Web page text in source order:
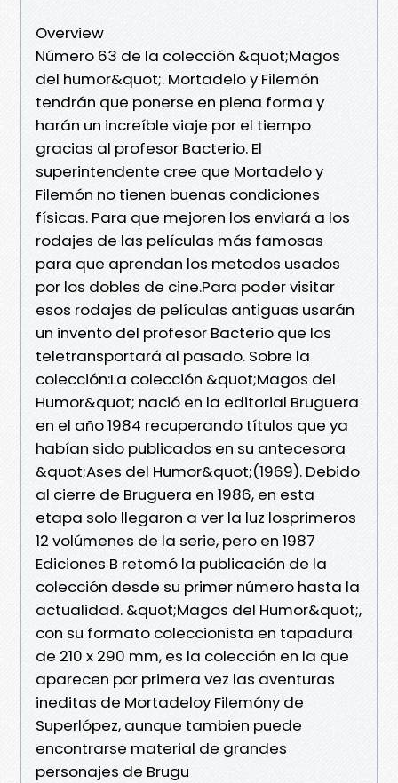
Overview
Número 63 de la colección &quot;Magos
del humor&quot;. Mortadelo y Filemón
tendrán que ponerse en plena forma y
harán un increíble viaje por el tiempo
gracias al profesor Bacterio. El
superintendente cree que Mortadelo y
Filemón no tienen buenas condiciones
físicas. Para que mejoren los enviará a los
rodajes de las películas más famosas
para que aprendan los metodos usados
por los dobles de cine.Para poder visitar
esos rodajes de películas antiguas usarán
un invento del profesor Bacterio que los
teletransportará al pasado. Sobre la
colección:La colección &quot;Magos del
Humor&quot; nació en la editorial Bruguera
en el año 1984 recuperando títulos que ya
habían sido publicados en su antecesora
&quot;Ases del Humor&quot;(1969). Debido
al cierre de Bruguera en 1986, en esta
etapa solo llegaron a ver la luz losprimeros
12 volúmenes de la serie, pero en 1987
Ediciones B retomó la publicación de la
colección desde su primer número hasta la
actualidad. &quot;Magos del Humor&quot;,
con su formato coleccionista en tapadura
de 210 x 290 mm, es la colección en la que
aparecen por primera vez las aventuras
ineditas de Mortadeloy Filemóny de
Superlópez, aunque tambien puede
encontrarse material de grandes
personajes de Brugu